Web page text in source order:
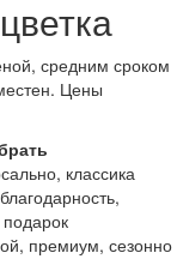
средним сроком
Цены
классика
премиум, сезонно